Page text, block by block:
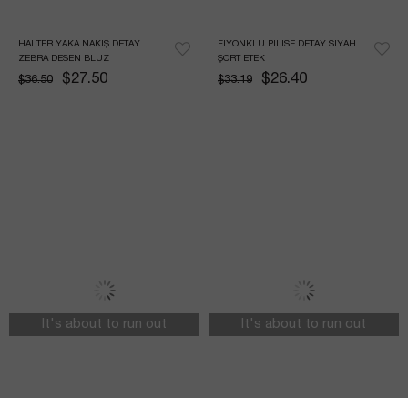
HALTER YAKA NAKIŞ DETAY
ZEBRA DESEN BLUZ
$27.50
$36.50
FIYONKLU PILISE DETAY SIYAH
ŞORT ETEK
$26.40
$33.19
It's about to run out It's about to run out